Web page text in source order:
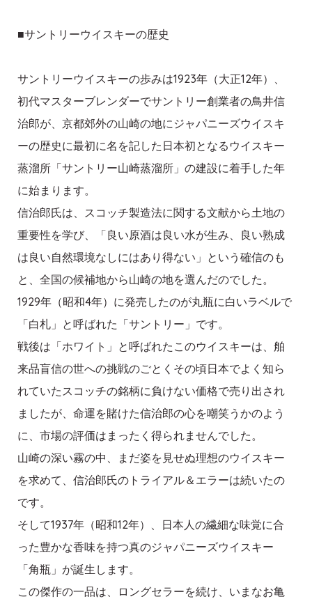
■サントリーウイスキーの歴史
サントリーウイスキーの歩みは1923年（大正12年）、
初代マスターブレンダーでサントリー創業者の鳥井信
治郎が、京都郊外の山崎の地にジャパニーズウイスキ
ーの歴史に最初に名を記した日本初となるウイスキー
蒸溜所「サントリー山崎蒸溜所」の建設に着手した年
に始まります。
信治郎氏は、スコッチ製造法に関する文献から土地の
重要性を学び、「良い原酒は良い水が生み、良い熟成
は良い自然環境なしにはあり得ない」という確信のも
と、全国の候補地から山崎の地を選んだのでした。
1929年（昭和4年）に発売したのが丸瓶に白いラベルで
「白札」と呼ばれた「サントリー」です。
戦後は「ホワイト」と呼ばれたこのウイスキーは、舶
来品盲信の世への挑戦のごとくその頃日本でよく知ら
れていたスコッチの銘柄に負けない価格で売り出され
ましたが、命運を賭けた信治郎の心を嘲笑うかのよう
に、市場の評価はまったく得られませんでした。
山崎の深い霧の中、まだ姿を見せぬ理想のウイスキー
を求めて、信治郎氏のトライアル＆エラーは続いたの
です。
そして1937年（昭和12年）、日本人の繊細な味覚に合
った豊かな香味を持つ真のジャパニーズウイスキー
「角瓶」が誕生します。
この傑作の一品は、ロングセラーを続け、いまなお亀